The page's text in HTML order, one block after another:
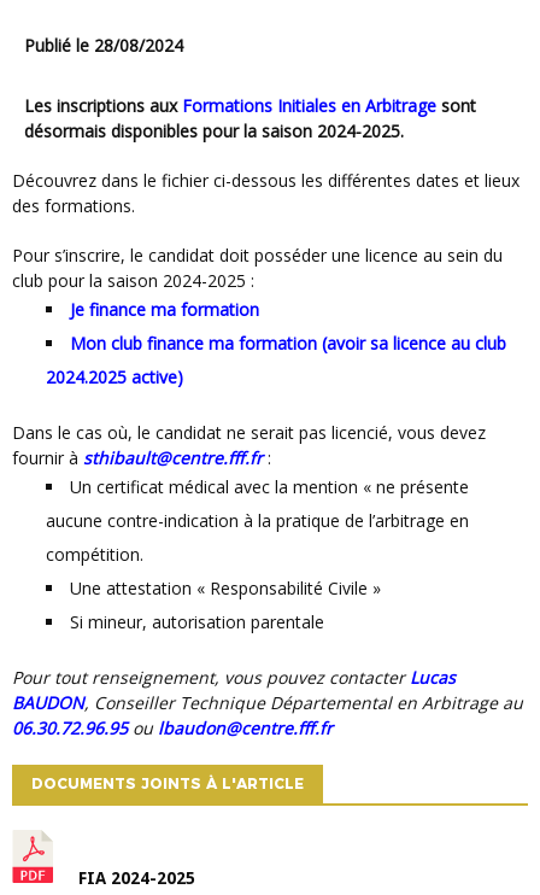
Publié le 28/08/2024
Les inscriptions aux Formations Initiales en Arbitrage sont
désormais disponibles pour la saison 2024-2025.
Découvrez dans le fichier ci-dessous les différentes dates et lieux
des formations.
Pour s’inscrire, le candidat doit posséder une licence au sein du
club pour la saison 2024-2025 :
Je finance ma formation
Mon club finance ma formation (avoir sa licence au club
2024.2025 active)
Dans le cas où, le candidat ne serait pas licencié, vous devez
fournir à sthibault@centre.fff.fr:
Un certificat médical avec la mention « ne présente
aucune contre-indication à la pratique de l’arbitrage en
compétition.
Une attestation « Responsabilité Civile »
Si mineur, autorisation parentale
Pour tout renseignement, vous pouvez contacterLucas
BAUDON, Conseiller Technique Départemental en Arbitrage au
06.30.72.96.95ou lbaudon@centre.fff.fr
DOCUMENTS JOINTS À L'ARTICLE
FIA 2024-2025